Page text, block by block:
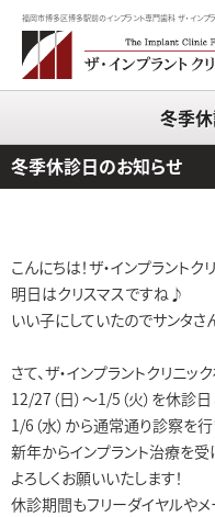
福岡市博多区博多駅前のインプラント専門歯科 ザ・インプ
冬季
冬季休診日のお知らせ
こんにちは！ザ・インプラントク
明日はクリスマスですね♪
いい子にしていたのでサンタ
さて、ザ・インプラントクリニッ
12/27（日）～1/5（火）を休診
1/6（水）から通常通り診察を行
新年からインプラント治療を
よろしくお願いいたします！
休診期間もフリーダイヤルや